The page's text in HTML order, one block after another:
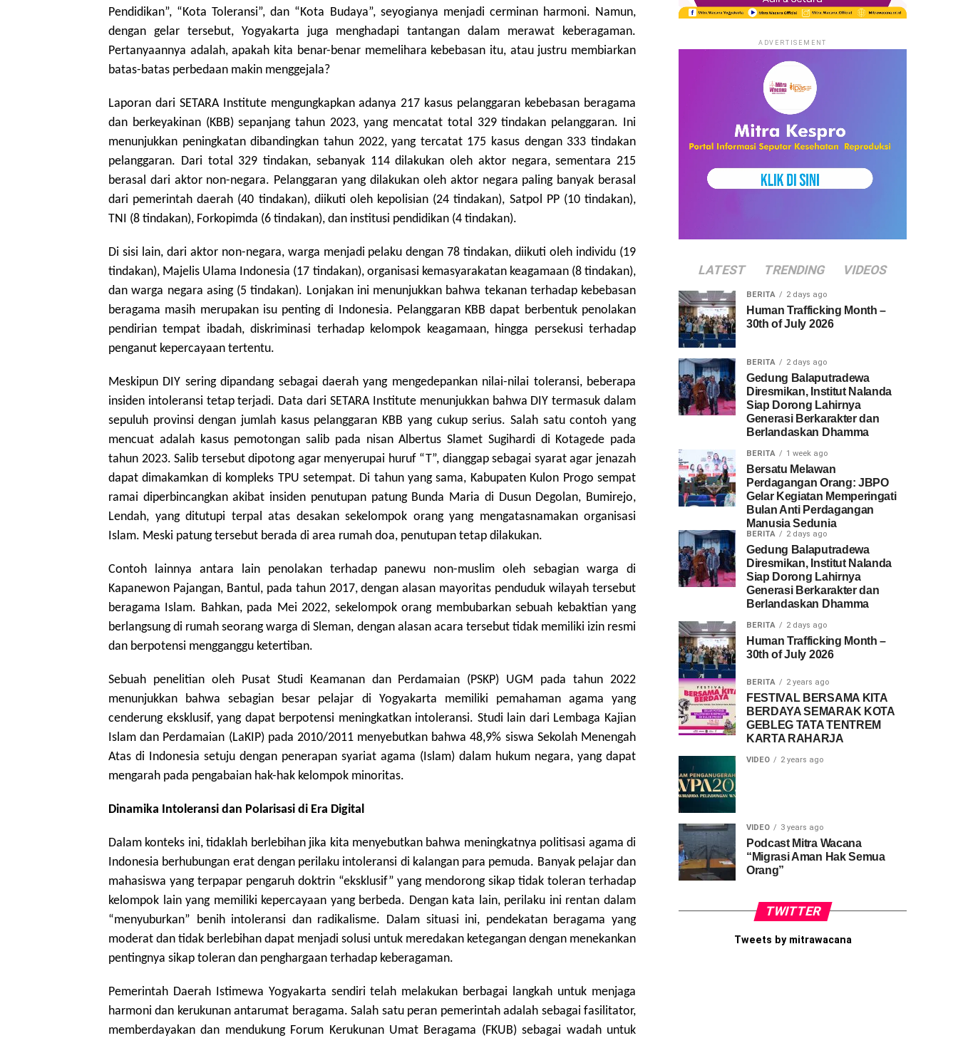
Pendidikan”, “Kota Toleransi”, dan “Kota Budaya”, seyogianya menjadi cerminan harmoni. Namun,
dengan gelar tersebut, Yogyakarta juga menghadapi tantangan dalam merawat keberagaman.
Pertanyaannya adalah, apakah kita benar-benar memelihara kebebasan itu, atau justru membiarkan
batas-batas perbedaan makin menggejala?
Laporan dari SETARA Institute mengungkapkan adanya 217 kasus pelanggaran kebebasan beragama
dan berkeyakinan (KBB) sepanjang tahun 2023, yang mencatat total 329 tindakan pelanggaran. Ini
menunjukkan peningkatan dibandingkan tahun 2022, yang tercatat 175 kasus dengan 333 tindakan
pelanggaran. Dari total 329 tindakan, sebanyak 114 dilakukan oleh aktor negara, sementara 215
berasal dari aktor non-negara. Pelanggaran yang dilakukan oleh aktor negara paling banyak berasal
dari pemerintah daerah (40 tindakan), diikuti oleh kepolisian (24 tindakan), Satpol PP (10 tindakan),
TNI (8 tindakan), Forkopimda (6 tindakan), dan institusi pendidikan (4 tindakan).
Di sisi lain, dari aktor non-negara, warga menjadi pelaku dengan 78 tindakan, diikuti oleh individu (19
tindakan), Majelis Ulama Indonesia (17 tindakan), organisasi kemasyarakatan keagamaan (8 tindakan),
dan warga negara asing (5 tindakan). Lonjakan ini menunjukkan bahwa tekanan terhadap kebebasan
beragama masih merupakan isu penting di Indonesia. Pelanggaran KBB dapat berbentuk penolakan
pendirian tempat ibadah, diskriminasi terhadap kelompok keagamaan, hingga persekusi terhadap
penganut kepercayaan tertentu.
Meskipun DIY sering dipandang sebagai daerah yang mengedepankan nilai-nilai toleransi, beberapa
insiden intoleransi tetap terjadi. Data dari SETARA Institute menunjukkan bahwa DIY termasuk dalam
sepuluh provinsi dengan jumlah kasus pelanggaran KBB yang cukup serius. Salah satu contoh yang
mencuat adalah kasus pemotongan salib pada nisan Albertus Slamet Sugihardi di Kotagede pada
tahun 2023. Salib tersebut dipotong agar menyerupai huruf “T”, dianggap sebagai syarat agar jenazah
dapat dimakamkan di kompleks TPU setempat. Di tahun yang sama, Kabupaten Kulon Progo sempat
ramai diperbincangkan akibat insiden penutupan patung Bunda Maria di Dusun Degolan, Bumirejo,
Lendah, yang ditutupi terpal atas desakan sekelompok orang yang mengatasnamakan organisasi
Islam. Meski patung tersebut berada di area rumah doa, penutupan tetap dilakukan.
Contoh lainnya antara lain penolakan terhadap panewu non-muslim oleh sebagian warga di
Kapanewon Pajangan, Bantul, pada tahun 2017, dengan alasan mayoritas penduduk wilayah tersebut
beragama Islam. Bahkan, pada Mei 2022, sekelompok orang membubarkan sebuah kebaktian yang
berlangsung di rumah seorang warga di Sleman, dengan alasan acara tersebut tidak memiliki izin resmi
dan berpotensi mengganggu ketertiban.
Sebuah penelitian oleh Pusat Studi Keamanan dan Perdamaian (PSKP) UGM pada tahun 2022
menunjukkan bahwa sebagian besar pelajar di Yogyakarta memiliki pemahaman agama yang
cenderung eksklusif, yang dapat berpotensi meningkatkan intoleransi. Studi lain dari Lembaga Kajian
Islam dan Perdamaian (LaKIP) pada 2010/2011 menyebutkan bahwa 48,9% siswa Sekolah Menengah
Atas di Indonesia setuju dengan penerapan syariat agama (Islam) dalam hukum negara, yang dapat
mengarah pada pengabaian hak-hak kelompok minoritas.
Dinamika Intoleransi dan Polarisasi di Era Digital
Dalam konteks ini, tidaklah berlebihan jika kita menyebutkan bahwa meningkatnya politisasi agama di
Indonesia berhubungan erat dengan perilaku intoleransi di kalangan para pemuda. Banyak pelajar dan
mahasiswa yang terpapar pengaruh doktrin “eksklusif” yang mendorong sikap tidak toleran terhadap
kelompok lain yang memiliki kepercayaan yang berbeda. Dengan kata lain, perilaku ini rentan dalam
“menyuburkan” benih intoleransi dan radikalisme. Dalam situasi ini, pendekatan beragama yang
moderat dan tidak berlebihan dapat menjadi solusi untuk meredakan ketegangan dengan menekankan
pentingnya sikap toleran dan penghargaan terhadap keberagaman.
Pemerintah Daerah Istimewa Yogyakarta sendiri telah melakukan berbagai langkah untuk menjaga
harmoni dan kerukunan antarumat beragama. Salah satu peran pemerintah adalah sebagai fasilitator,
memberdayakan dan mendukung Forum Kerukunan Umat Beragama (FKUB) sebagai wadah untuk
ADVERTISEMENT
LATEST TRENDING VIDEOS
BERITA 2 days ago
Human Trafficking Month –
30th of July 2026
BERITA 2 days ago
Gedung Balaputradewa
Diresmikan, Institut Nalanda
Siap Dorong Lahirnya
Generasi Berkarakter dan
Berlandaskan Dhamma
BERITA 1 week ago
Bersatu Melawan
Perdagangan Orang: JBPO
Gelar Kegiatan Memperingati
Bulan Anti Perdagangan
Manusia Sedunia
BERITA 2 days ago
Gedung Balaputradewa
Diresmikan, Institut Nalanda
Siap Dorong Lahirnya
Generasi Berkarakter dan
Berlandaskan Dhamma
BERITA 2 days ago
Human Trafficking Month –
30th of July 2026
BERITA 2 years ago
FESTIVAL BERSAMA KITA
BERDAYA SEMARAK KOTA
GEBLEG TATA TENTREM
KARTA RAHARJA
VIDEO 2 years ago
VIDEO 3 years ago
Podcast Mitra Wacana
“Migrasi Aman Hak Semua
Orang”
TWITTER
Tweets by mitrawacana